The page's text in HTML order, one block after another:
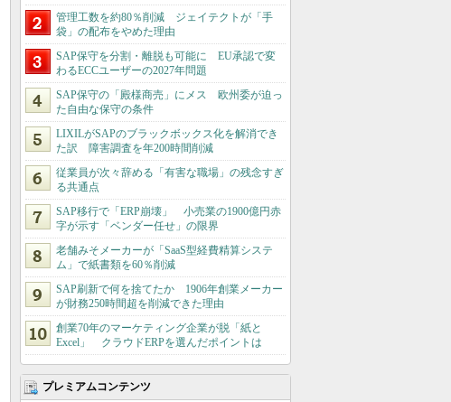
管理工数を約80％削減 ジェイテクトが「手
袋」の配布をやめた理由
SAP保守を分割・離脱も可能に EU承認で変
わるECCユーザーの2027年問題
SAP保守の「殿様商売」にメス 欧州委が迫っ
た自由な保守の条件
LIXILがSAPのブラックボックス化を解消でき
た訳 障害調査を年200時間削減
従業員が次々辞める「有害な職場」の残念すぎ
る共通点
SAP移行で「ERP崩壊」 小売業の1900億円赤
字が示す「ベンダー任せ」の限界
老舗みそメーカーが「SaaS型経費精算システ
ム」で紙書類を60％削減
SAP刷新で何を捨てたか 1906年創業メーカー
が財務250時間超を削減できた理由
創業70年のマーケティング企業が脱「紙と
Excel」 クラウドERPを選んだポイントは
プレミアムコンテンツ